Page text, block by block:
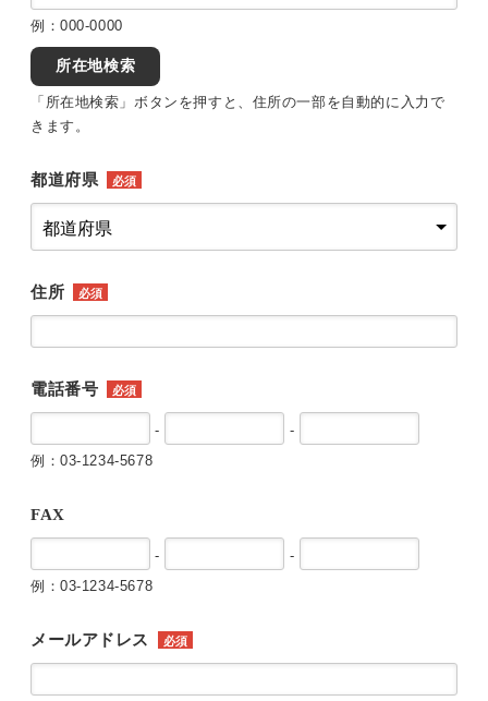
例：000-0000
所在地検索
「所在地検索」ボタンを押すと、住所の一部を自動的に入力で
きます。
都道府県 必須
住所 必須
電話番号 必須
-
-
例：03-1234-5678
FAX
-
-
例：03-1234-5678
メールアドレス 必須